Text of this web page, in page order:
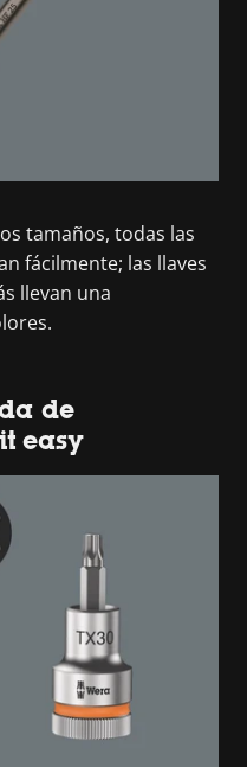
tamaños, todas las
fácilmente; las llaves
llevan una
de
easy